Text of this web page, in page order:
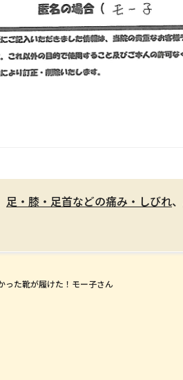
足・膝・足首などの痛み・しびれ、
った靴が履けた！モー子さん